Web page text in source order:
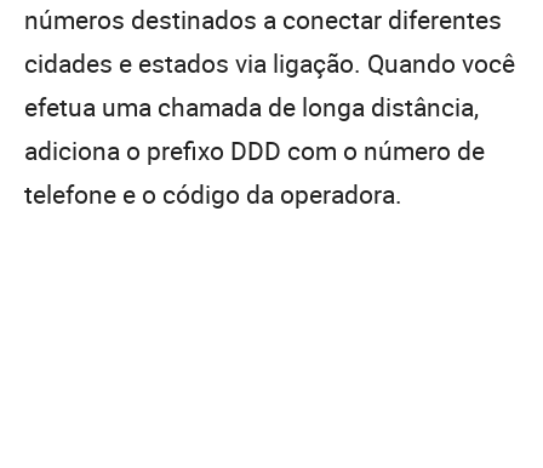
números destinados a conectar diferentes
cidades e estados via ligação. Quando você
efetua uma chamada de longa distância,
adiciona o prefixo DDD com o número de
telefone e o código da operadora.